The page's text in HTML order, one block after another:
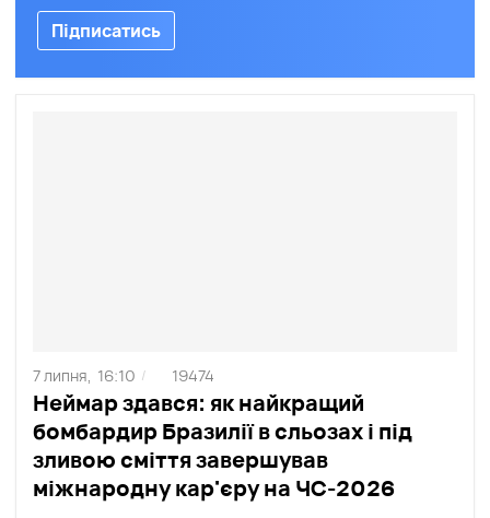
Підписатись
Неймар здався: як найкращий
бомбардир Бразилії в сльозах і під
зливою сміття завершував
міжнародну кар'єру на ЧС-2026
7 липня, 16:10 / 19474